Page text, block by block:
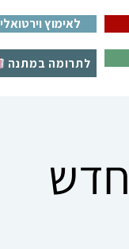
לאימוץ וירטואלי
לתרומה במתנה